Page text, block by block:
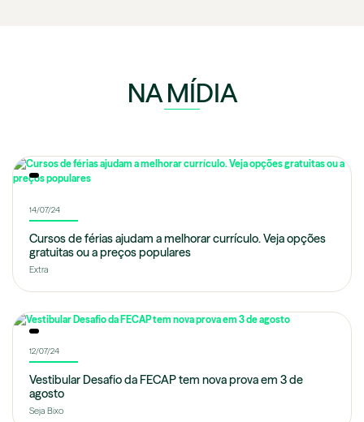
NA MÍDIA
14/07/24
Cursos de férias ajudam a melhorar currículo. Veja opções
gratuitas ou a preços populares
Extra
12/07/24
Vestibular Desafio da FECAP tem nova prova em 3 de
agosto
Seja Bixo